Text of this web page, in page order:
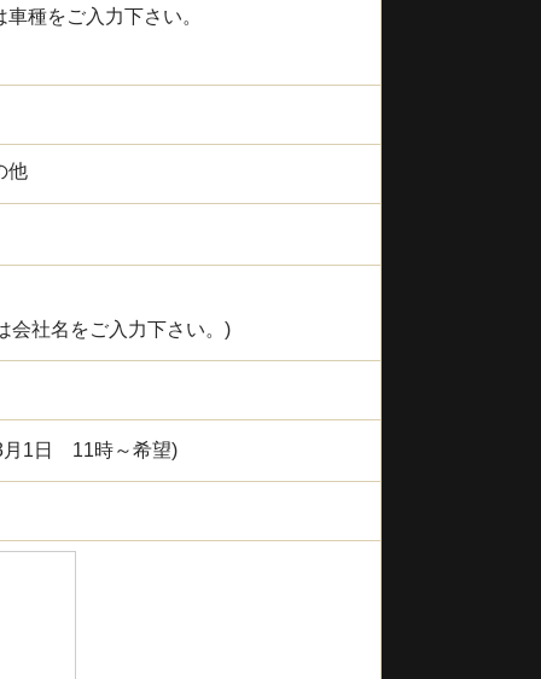
種をご入力下さい。
他
会社名をご入力下さい。)
1日 11時～希望)